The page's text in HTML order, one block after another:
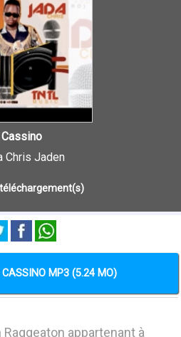
Cassino
Chris Jaden
CASSINO MP3 (5.24 MO)
appartenant à